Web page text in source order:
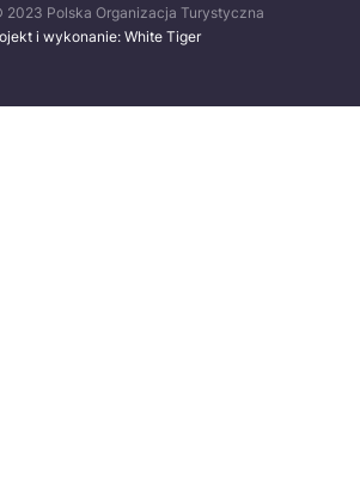
Polska Organizacja Turystyczna
i wykonanie: White Tiger